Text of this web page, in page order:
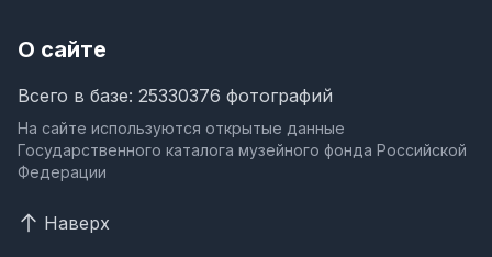
О сайте
Всего в базе: 25330376 фотографий
На сайте используются открытые данные
Государственного каталога музейного фонда Российской
Федерации
Наверх